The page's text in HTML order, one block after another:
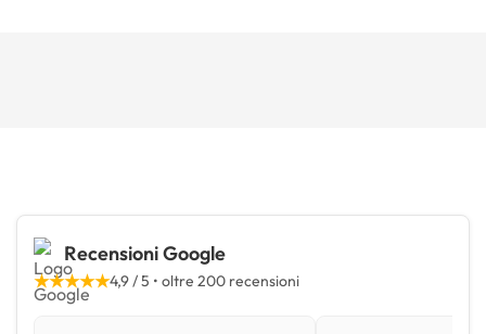
Recensioni Google
★★★★★4,9 / 5 • oltre 200 recensioni